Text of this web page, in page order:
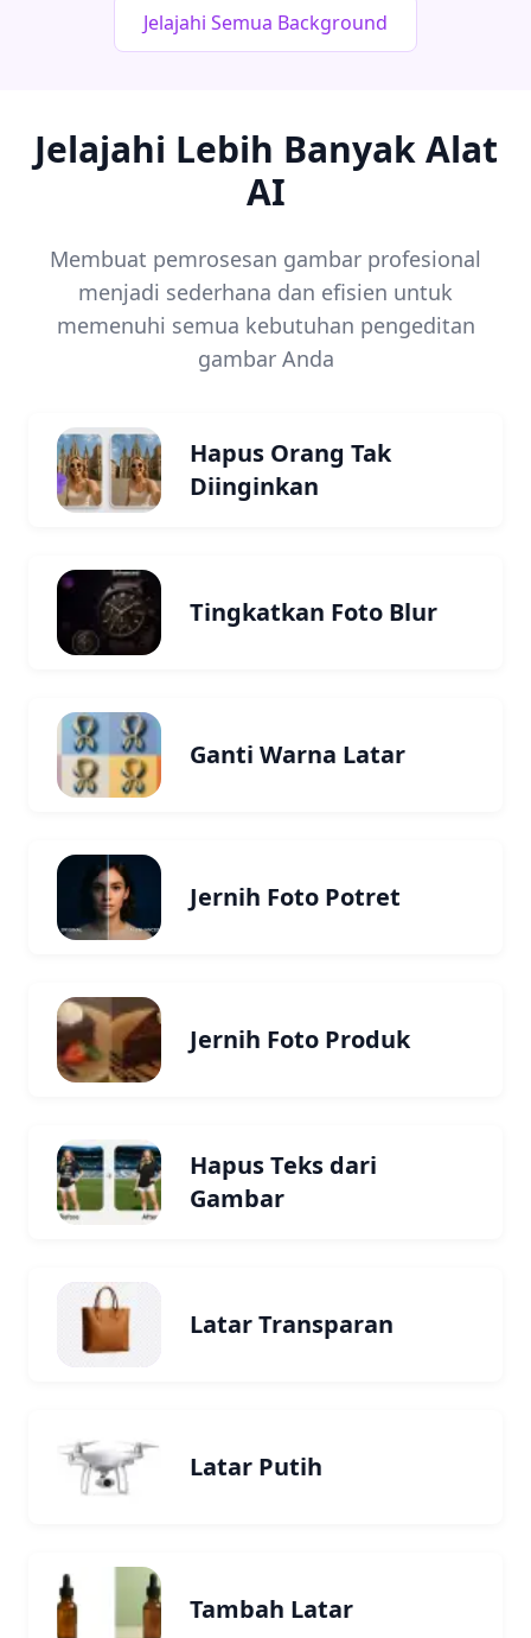
Jelajahi Semua Background
Jelajahi Lebih Banyak Alat
AI
Membuat pemrosesan gambar profesional
menjadi sederhana dan efisien untuk
memenuhi semua kebutuhan pengeditan
gambar Anda
Hapus Orang Tak
Diinginkan
Tingkatkan Foto Blur
Ganti Warna Latar
Jernih Foto Potret
Jernih Foto Produk
Hapus Teks dari
Gambar
Latar Transparan
Latar Putih
Tambah Latar